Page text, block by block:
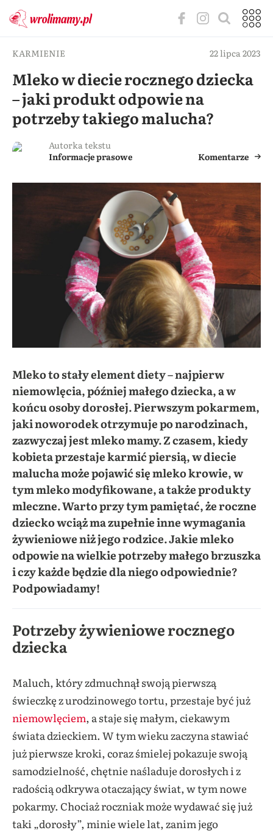
KARMIENIE 22 lipca 2023
Mleko w diecie rocznego dziecka
– jaki produkt odpowie na
potrzeby takiego malucha?
Autorka tekstu
Informacje prasowe
Komentarze
Mleko to stały element diety – najpierw
niemowlęcia, później małego dziecka, a w
końcu osoby dorosłej. Pierwszym pokarmem,
jaki noworodek otrzymuje po narodzinach,
zazwyczaj jest mleko mamy. Z czasem, kiedy
kobieta przestaje karmić piersią, w diecie
malucha może pojawić się mleko krowie, w
tym mleko modyfikowane, a także produkty
mleczne. Warto przy tym pamiętać, że roczne
dziecko wciąż ma zupełnie inne wymagania
żywieniowe niż jego rodzice. Jakie mleko
odpowie na wielkie potrzeby małego brzuszka
i czy każde będzie dla niego odpowiednie?
Podpowiadamy!
Potrzeby żywieniowe rocznego
dziecka
Maluch, który zdmuchnął swoją pierwszą
świeczkę z urodzinowego tortu, przestaje być już
niemowlęciem, a staje się małym, ciekawym
świata dzieckiem. W tym wieku zaczyna stawiać
już pierwsze kroki, coraz śmielej pokazuje swoją
samodzielność, chętnie naśladuje dorosłych i z
radością odkrywa otaczający świat, w tym nowe
pokarmy. Chociaż roczniak może wydawać się już
taki „dorosły”, minie wiele lat, zanim jego